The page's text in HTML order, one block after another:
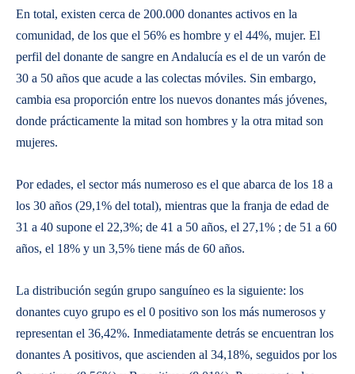
En total, existen cerca de 200.000 donantes activos en la
comunidad, de los que el 56% es hombre y el 44%, mujer. El
perfil del donante de sangre en Andalucía es el de un varón de
30 a 50 años que acude a las colectas móviles. Sin embargo,
cambia esa proporción entre los nuevos donantes más jóvenes,
donde prácticamente la mitad son hombres y la otra mitad son
mujeres.
Por edades, el sector más numeroso es el que abarca de los 18 a
los 30 años (29,1% del total), mientras que la franja de edad de
31 a 40 supone el 22,3%; de 41 a 50 años, el 27,1% ; de 51 a 60
años, el 18% y un 3,5% tiene más de 60 años.
La distribución según grupo sanguíneo es la siguiente: los
donantes cuyo grupo es el 0 positivo son los más numerosos y
representan el 36,42%. Inmediatamente detrás se encuentran los
donantes A positivos, que ascienden al 34,18%, seguidos por los